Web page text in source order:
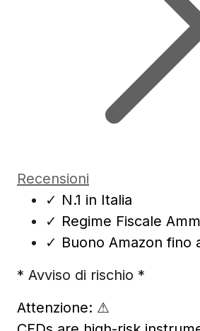
Recensioni
✓ N.1 in Italia
✓ Regime Fiscale
✓ Buono Amazon fino
* Avviso di rischio *
Attenzione: ⚠